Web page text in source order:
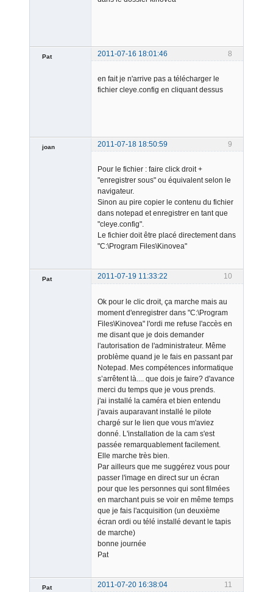
8
Pat
2011-07-16 18:01:46
en fait je n'arrive pas a télécharger le
fichier cleye.config en cliquant dessus
9
joan 2011-07-18 18:50:59
Pour le fichier : faire click droit +
"enregistrer sous" ou équivalent selon le
navigateur.
Sinon au pire copier le contenu du fichier
dans notepad et enregistrer en tant que
"cleye.config".
Le fichier doit être placé directement dans
"C:\Program Files\Kinovea"
10
Pat
2011-07-19 11:33:22
Ok pour le clic droit, ça marche mais au
moment d'enregistrer dans "C:\Program
Files\Kinovea" l'ordi me refuse l'accès en
me disant que je dois demander
l'autorisation de l'administrateur. Même
problème quand je le fais en passant par
Notepad. Mes compétences informatique
s’arrêtent là.... que dois je faire? d'avance
merci du temps que je vous prends.
j'ai installé la caméra et bien entendu
j'avais auparavant installé le pilote
chargé sur le lien que vous m'aviez
donné. L'installation de la cam s'est
passée remarquablement facilement.
Elle marche très bien.
Par ailleurs que me suggérez vous pour
passer l'image en direct sur un écran
pour que les personnes qui sont filmées
en marchant puis se voir en même temps
que je fais l'acquisition (un deuxième
écran ordi ou télé installé devant le tapis
de marche)
bonne journée
Pat
11
Pat
2011-07-20 16:38:04